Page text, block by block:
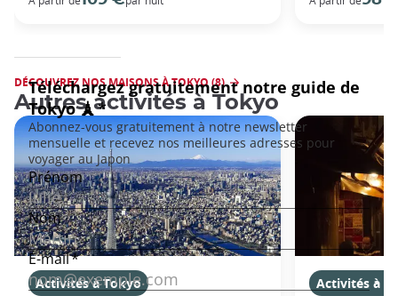
DÉCOUVREZ NOS MAISONS À TOKYO (8)
Autres activités à Tokyo
Activités à Tokyo
Activités à